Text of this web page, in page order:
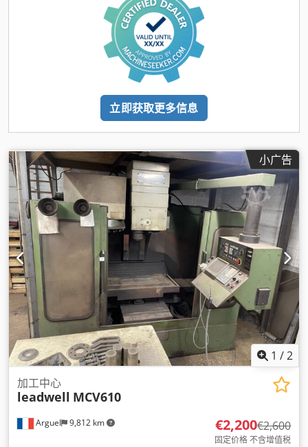
立即获取更多信息
小广告
1 /2
Arguel 9,812 km
加工中心
leadwell MCV610
€2,200€2,600
固定价格 不含增值税